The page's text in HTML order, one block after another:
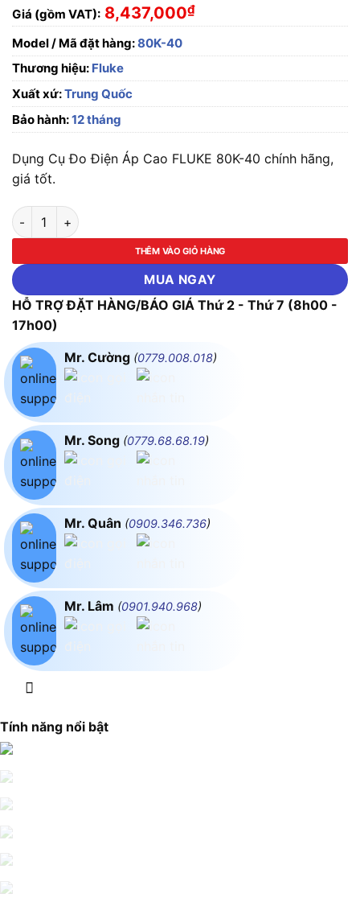
Giá (gồm VAT): 8,437,000₫
Model / Mã đặt hàng:80K-40
Thương hiệu: Fluke
Xuất xứ:Trung Quốc
Bảo hành:12 tháng
Dụng Cụ Đo Điện Áp Cao FLUKE 80K-40 chính hãng,
giá tốt.
Dụng Cụ Đo Điện Áp Cao FLUKE 80K-40 số lượng
THÊM VÀO GIỎ HÀNG
MUA NGAY
HỖ TRỢ ĐẶT HÀNG/BÁO GIÁ Thứ 2 - Thứ 7 (8h00 -
17h00)
Mr. Cường (0779.008.018)
Mr. Song (0779.68.68.19)
Mr. Quân (0909.346.736)
Mr. Lâm (0901.940.968)
Tính năng nổi bật